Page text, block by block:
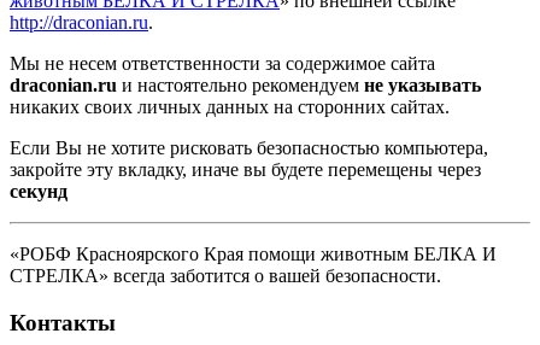
http://draconian.ru.
Мы не несем ответственности за содержимое сайта
draconian.ru и настоятельно рекомендуем не указывать
никаких своих личных данных на сторонних сайтах.
Если Вы не хотите рисковать безопасностью компьютера,
закройте эту вкладку, иначе вы будете перемещены через
секунд
«РОБФ Красноярского Края помощи животным БЕЛКА И
СТРЕЛКА» всегда заботится о вашей безопасности.
Контакты